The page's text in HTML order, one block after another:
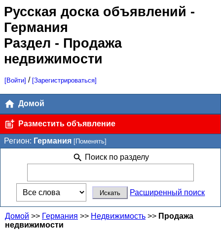
Русская доска объявлений -
Германия
Раздел - Продажа
недвижимости
[Войти] / [Зарегистрироваться]
Домой
Разместить объявление
Регион: Германия [Поменять]
Поиск по разделу
Расширенный поиск
Домой >> Германия >> Недвижимость >> Продажа
недвижимости